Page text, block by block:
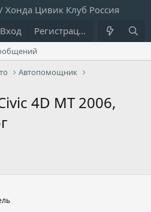
Что нового?
Вход Регистрация
Автопомощник
4D MT 2006,